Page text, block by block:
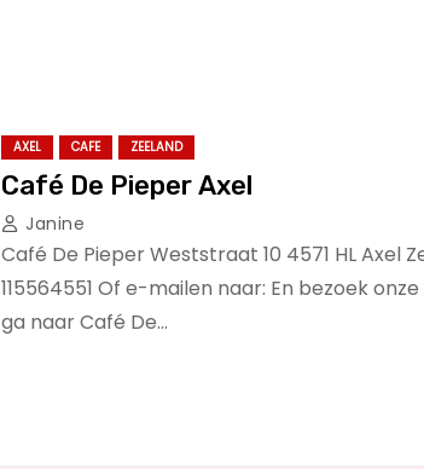
AXEL CAFE ZEELAND
Café De Pieper Axel
Janine
Café De Pieper Weststraat 10 4571 HL Axel
115564551 Of e-mailen naar: En bezoek
ga naar Café De…